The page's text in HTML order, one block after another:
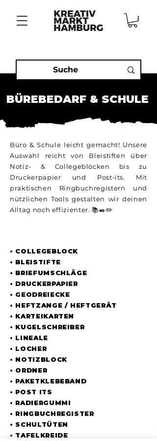
BÜREBEDARF & SCHULE
Büro & Schule leicht gemacht! Unsere
Auswahl reicht von Bleistiften über
Notiz- & Collegeblöcken bis zu
Druckerpapier und Post-its. Mit
praktischen Ringbuchregistern und
nützlichen Tools gestalten wir deinen
Alltag noch effizienter. 📚✒️✏️
• COLLEGEBLOCK
• BLEISTIFTE
• BRIEFUMSCHLÄGE
• DRUCKERPAPIER
• GEODREIECKE
• HEFTZANGE / HEFTGERÄT
• KARTEIKARTEN
• KUGELSCHREIBER
• LINEALE
• LOCHER
• NOTIZBLOCK
• ORDNER
• PAKETKLEBEBAND
• POST ITS
• RADIERGUMMI
• RINGBUCHREGISTER
• SCHULTÜTEN
• TAFELKREIDE